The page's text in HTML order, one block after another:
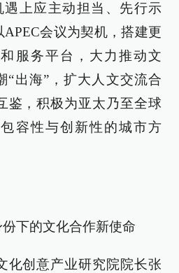
遇上应主动担当、先行示
会议为契机，搭建更
服务平台，大力推动文
“出海”，扩大人文交流合
鉴，积极为亚太乃至全球
容性与创新性的城市方
下的文化合作新使命
化创意产业研究院院长张